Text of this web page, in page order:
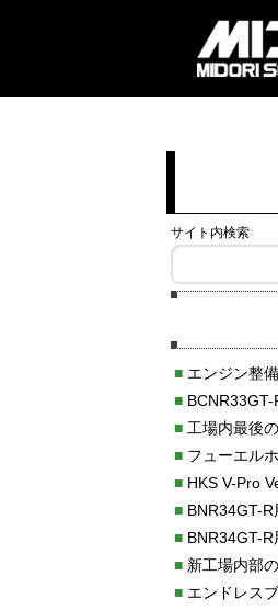
サイト内検索
■エンジン整
■BCNR33GT-R
■工場内最後
■フューエル
■HKS V-Pro
■BNR34GT-R
■BNR34GT-R用エ
■新工場内部
■エンドレスブレ